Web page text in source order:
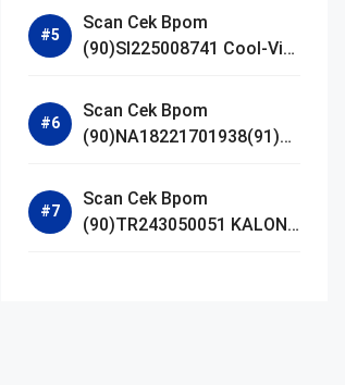
White AHA Body Serum
Scan Cek Bpom
(90)SI225008741 Cool-Vita
Tablets
Scan Cek Bpom
(90)NA18221701938(91)25
Acne Sunscreen
Moisturiser SPF 35
Scan Cek Bpom
(90)TR243050051 KALON